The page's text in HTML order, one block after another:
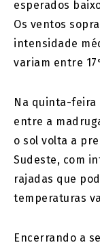
esperados
Os ventos
intensidade
variam entre
Na quinta-feira
entre a
o sol volta a
Sudeste, com
rajadas que
temperaturas
Encerrando a